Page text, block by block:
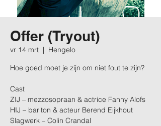
Offer (Tryout)
vr 14 mrt
  |
Hengelo
Hoe goed moet je zijn om niet fout te zijn?
Cast
ZIJ – mezzosopraan & actrice Fanny Alofs
HIJ – bariton & acteur Berend Eijkhout
Slagwerk – Colin Crandal